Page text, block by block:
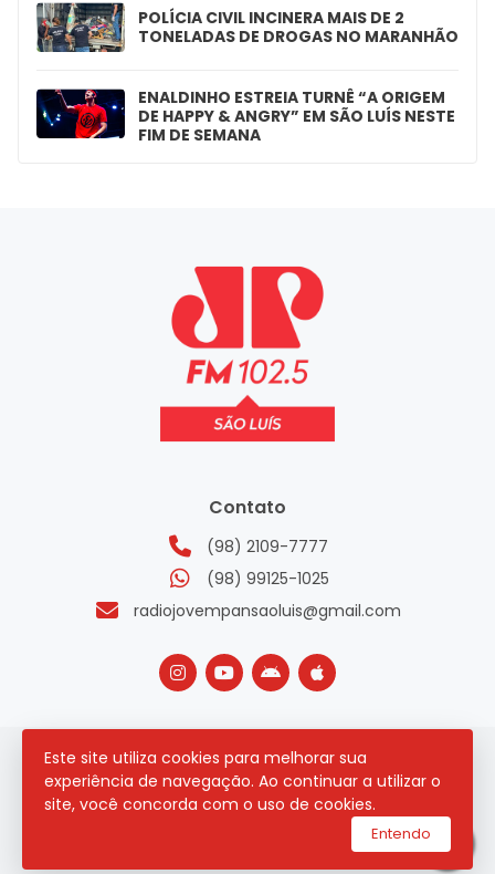
POLÍCIA CIVIL INCINERA MAIS DE 2
TONELADAS DE DROGAS NO MARANHÃO
ENALDINHO ESTREIA TURNÊ “A ORIGEM
DE HAPPY & ANGRY” EM SÃO LUÍS NESTE
FIM DE SEMANA
Este site utiliza cookies para melhorar sua
experiência de navegação. Ao continuar a utilizar o
site, você concorda com o uso de cookies.
Entendo
Contato
(98) 2109-7777
(98) 99125-1025
radiojovempansaoluis@gmail.com
2026 © Todos os direitos reservados.